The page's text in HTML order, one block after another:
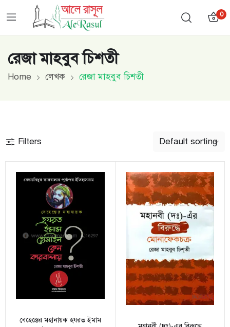
0
রেজা মাহবুব চিশতী
Home লেখক রেজা মাহবুব চিশতী
Filters
বেহেস্তের মহানায়ক হযরত ইমাম